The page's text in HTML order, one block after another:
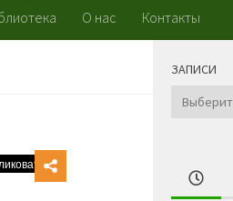
О нас Контакты
ЗАПИСИ
Записи